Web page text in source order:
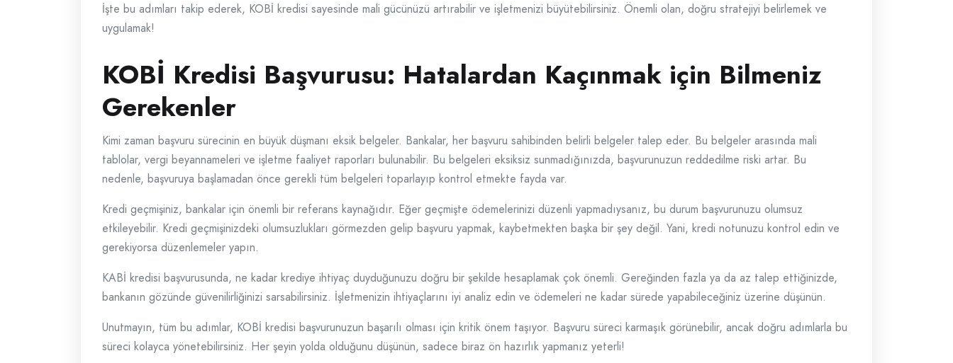
İşte bu adımları takip ederek, KOBİ kredisi sayesinde mali gücünüzü artırabilir ve işletmenizi büyütebilirsiniz. Önemli olan, doğru stratejiyi belirlemek ve
uygulamak!
KOBİ Kredisi Başvurusu: Hatalardan Kaçınmak için Bilmeniz
Gerekenler
Kimi zaman başvuru sürecinin en büyük düşmanı eksik belgeler. Bankalar, her başvuru sahibinden belirli belgeler talep eder. Bu belgeler arasında mali
tablolar, vergi beyannameleri ve işletme faaliyet raporları bulunabilir. Bu belgeleri eksiksiz sunmadığınızda, başvurunuzun reddedilme riski artar. Bu
nedenle, başvuruya başlamadan önce gerekli tüm belgeleri toparlayıp kontrol etmekte fayda var.
Kredi geçmişiniz, bankalar için önemli bir referans kaynağıdır. Eğer geçmişte ödemelerinizi düzenli yapmadıysanız, bu durum başvurunuzu olumsuz
etkileyebilir. Kredi geçmişinizdeki olumsuzlukları görmezden gelip başvuru yapmak, kaybetmekten başka bir şey değil. Yani, kredi notunuzu kontrol edin ve
gerekiyorsa düzenlemeler yapın.
KABİ kredisi başvurusunda, ne kadar krediye ihtiyaç duyduğunuzu doğru bir şekilde hesaplamak çok önemli. Gereğinden fazla ya da az talep ettiğinizde,
bankanın gözünde güvenilirliğinizi sarsabilirsiniz. İşletmenizin ihtiyaçlarını iyi analiz edin ve ödemeleri ne kadar sürede yapabileceğiniz üzerine düşünün.
Unutmayın, tüm bu adımlar, KOBİ kredisi başvurunuzun başarılı olması için kritik önem taşıyor. Başvuru süreci karmaşık görünebilir, ancak doğru adımlarla bu
süreci kolayca yönetebilirsiniz. Her şeyin yolda olduğunu düşünün, sadece biraz ön hazırlık yapmanız yeterli!